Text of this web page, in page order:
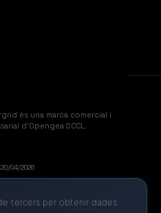
tercers per obtenir dades
és una marca comercial i
d'Opengea SCCL.
04/2026